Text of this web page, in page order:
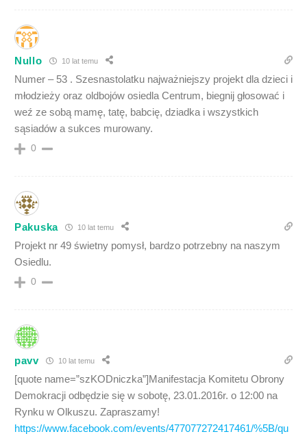
Nullo 10 lat temu
Numer – 53 . Szesnastolatku najważniejszy projekt dla dzieci i
młodzieży oraz oldbojów osiedla Centrum, biegnij głosować i
weź ze sobą mamę, tatę, babcię, dziadka i wszystkich
sąsiadów a sukces murowany.
0
Pakuska 10 lat temu
Projekt nr 49 świetny pomysł, bardzo potrzebny na naszym
Osiedlu.
0
pavv 10 lat temu
[quote name=”szKODniczka”]Manifestacja Komitetu Obrony
Demokracji odbędzie się w sobotę, 23.01.2016r. o 12:00 na
Rynku w Olkuszu. Zapraszamy!
https://www.facebook.com/events/477077272417461/%5B/qu